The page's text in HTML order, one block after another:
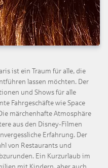
ist ein Traum für alle, die
lassen möchten. Der
und Shows für alle
Fahrgeschäfte wie Space
märchenhafte Atmosphäre
aus den Disney-Filmen
Erfahrung. Der
von Restaurants und
Ein Kurzurlaub im